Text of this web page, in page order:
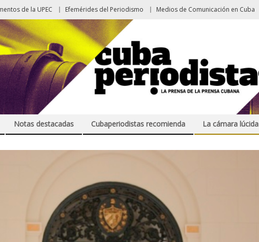
de la UPEC Efemérides del Periodismo Medios de Comunicación en Cuba
Notas destacadas Cubaperiodistas recomienda La cámara lúcida